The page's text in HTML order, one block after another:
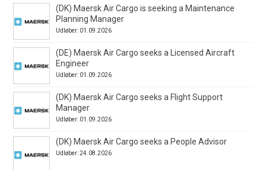
(DK) Maersk Air Cargo is seeking a Maintenance
Planning Manager
Udløber: 01.09.2026
(DE) Maersk Air Cargo seeks a Licensed Aircraft
Engineer
Udløber: 01.09.2026
(DK) Maersk Air Cargo seeks a Flight Support
Manager
Udløber: 01.09.2026
(DK) Maersk Air Cargo seeks a People Advisor
Udløber: 24.08.2026